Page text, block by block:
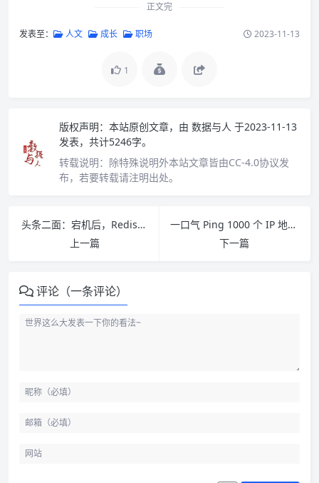
正文完
发表至： 人文 成长 职场 2023-11-13
1
版权声明： 本站原创文章，由 数据与人 于2023-11-13
发表，共计5246字。
转载说明： 除特殊说明外本站文章皆由CC-4.0协议发
布，若要转载请注明出处。
头条二面：宕机后，Redis如何实现快速恢复？
上一篇
一口气 Ping 1000 个 IP 地址，会发生什么事情？
下一篇
评论（一条评论）